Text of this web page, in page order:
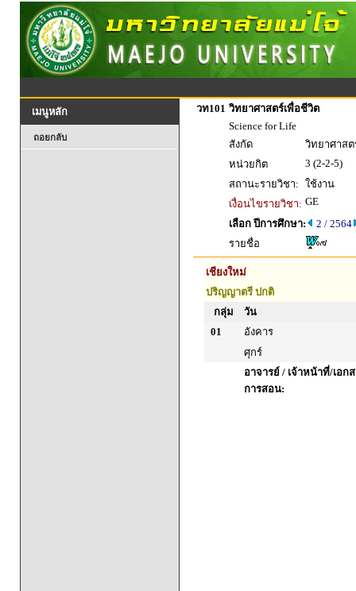
เมนูหลัก
ถอยกลับ
วท101 วิทยาศาสตร์เพื่อชีวิต
Science for Life
สังกัด
วิทยาศาส
หน่วยกิต
3 (2-2-5)
สถานะรายวิชา: ใช้งาน
เงื่อนไขรายวิชา: GE
เลือก ปีการศึกษา:
2 / 2564
รายชื่อ
เชียงใหม่
ปริญญาตรี ปกติ
กลุ่ม
วัน
01
อังคาร
ศุกร์
อาจารย์ / เจ้าหน้าที่/เอก
การสอน: